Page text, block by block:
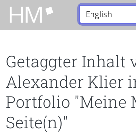
Zum Hauptinhalt zurückspringen
Sprache:
Getaggter Inhalt
Alexander Klier
Portfolio "Meine
Seite(n)"